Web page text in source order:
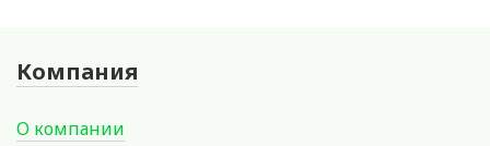
Компания
О компании